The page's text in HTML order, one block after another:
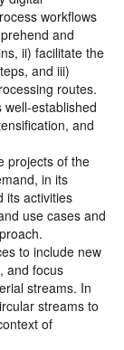
workflows
and
ii) facilitate the
and iii)
routes.
established
and
projects of the
in its
its activities
use cases and
to include new
and focus
streams. In
streams to
of